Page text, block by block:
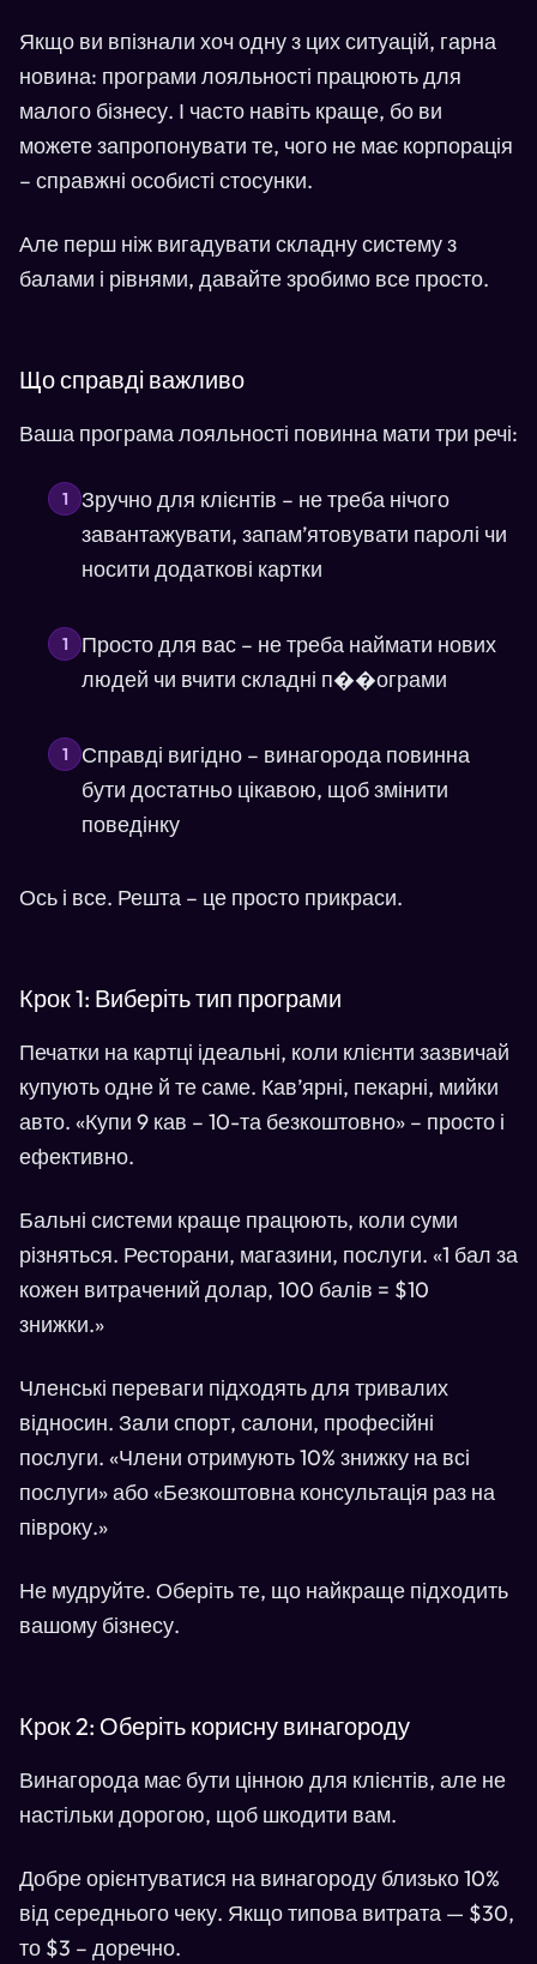
Якщо ви впізнали хоч одну з цих ситуацій, гарна
новина: програми лояльності працюють для
малого бізнесу. І часто навіть краще, бо ви
можете запропонувати те, чого не має корпорація
– справжні особисті стосунки.
Але перш ніж вигадувати складну систему з
балами і рівнями, давайте зробимо все просто.
Що справді важливо
Ваша програма лояльності повинна мати три речі:
1
Зручно для клієнтів – не треба нічого
завантажувати, запам’ятовувати паролі чи
носити додаткові картки
1
Просто для вас – не треба наймати нових
людей чи вчити складні п��ограми
1
Справді вигідно – винагорода повинна
бути достатньо цікавою, щоб змінити
поведінку
Ось і все. Решта – це просто прикраси.
Крок 1: Виберіть тип програми
Печатки на картці ідеальні, коли клієнти зазвичай
купують одне й те саме. Кав’ярні, пекарні, мийки
авто. «Купи 9 кав – 10-та безкоштовно» – просто і
ефективно.
Бальні системи краще працюють, коли суми
різняться. Ресторани, магазини, послуги. «1 бал за
кожен витрачений долар, 100 балів = $10
знижки.»
Членські переваги підходять для тривалих
відносин. Зали спорт, салони, професійні
послуги. «Члени отримують 10% знижку на всі
послуги» або «Безкоштовна консультація раз на
півроку.»
Не мудруйте. Оберіть те, що найкраще підходить
вашому бізнесу.
Крок 2: Оберіть корисну винагороду
Винагорода має бути цінною для клієнтів, але не
настільки дорогою, щоб шкодити вам.
Добре орієнтуватися на винагороду близько 10%
від середнього чеку. Якщо типова витрата — $30,
то $3 – доречно.